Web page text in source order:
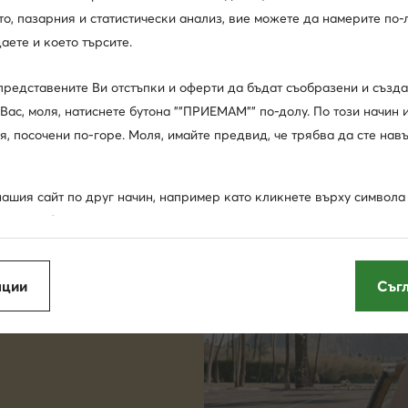
пазарния и статистически анализ, вие можете да намерите по-
и което търсите.
Ви отстъпки и оферти да бъдат съобразени и
моля, натиснете бутона ""ПРИЕМАМ"" по-долу. По този начин
посочени по-горе. Моля, имайте предвид, че трябва да сте
сайт по друг начин, например като кликнете върху
това табло, ще позволите на нас и на нашите партньори да
и да обработваме събраните по този начин данни
представената ви информация (чието съдържание обаче няма
избора Ви като потребител), освен ако настройките на Вашия
това.
по-долу и в раздел ""Други опции"" (включително
си). Разбира се, можете също така да управлявате